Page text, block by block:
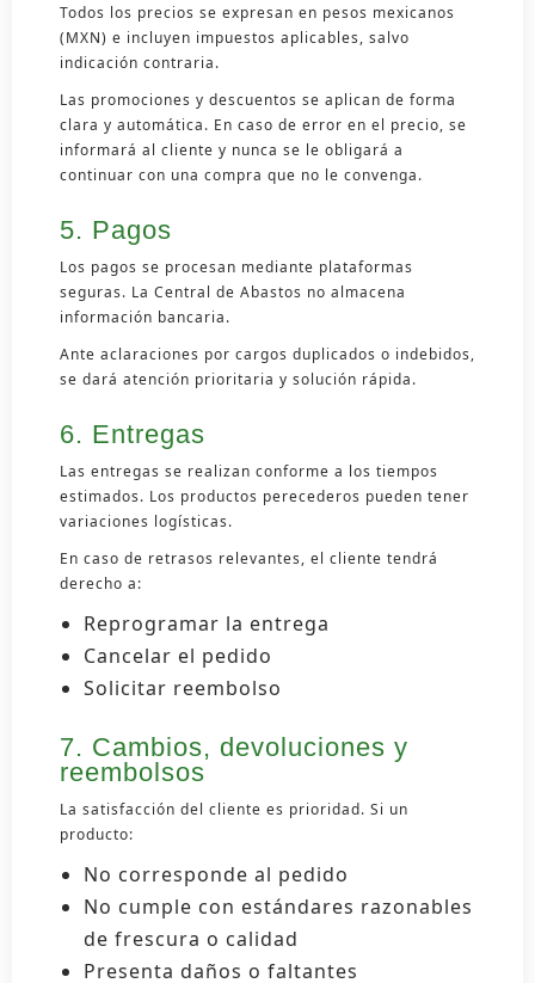
Todos los precios se expresan en pesos mexicanos
(MXN) e incluyen impuestos aplicables, salvo
indicación contraria.
Las promociones y descuentos se aplican de forma
clara y automática. En caso de error en el precio, se
informará al cliente y nunca se le obligará a
continuar con una compra que no le convenga.
5. Pagos
Los pagos se procesan mediante plataformas
seguras. La Central de Abastos no almacena
información bancaria.
Ante aclaraciones por cargos duplicados o indebidos,
se dará atención prioritaria y solución rápida.
6. Entregas
Las entregas se realizan conforme a los tiempos
estimados. Los productos perecederos pueden tener
variaciones logísticas.
En caso de retrasos relevantes, el cliente tendrá
derecho a:
Reprogramar la entrega
Cancelar el pedido
Solicitar reembolso
7. Cambios, devoluciones y
reembolsos
La satisfacción del cliente es prioridad. Si un
producto:
No corresponde al pedido
No cumple con estándares razonables
de frescura o calidad
Presenta daños o faltantes